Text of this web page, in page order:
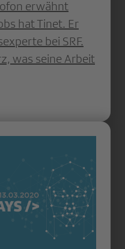
erwähnt
hat Tinet. Er
bei SRF.
was seine Arbeit